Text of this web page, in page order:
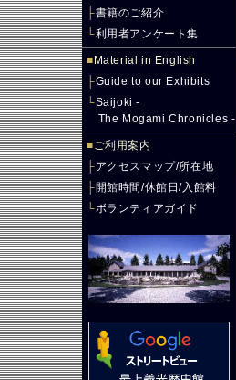
├書籍のご紹介
└利用者アンケート集
■ Material in English
├Guide to our Exhibits
└Saijoki -
The Mogami Chronicles -
■ご利用案内
├アクセスマップ/所在地
├開館時間/休館日/入館料
└ボランティアガイド